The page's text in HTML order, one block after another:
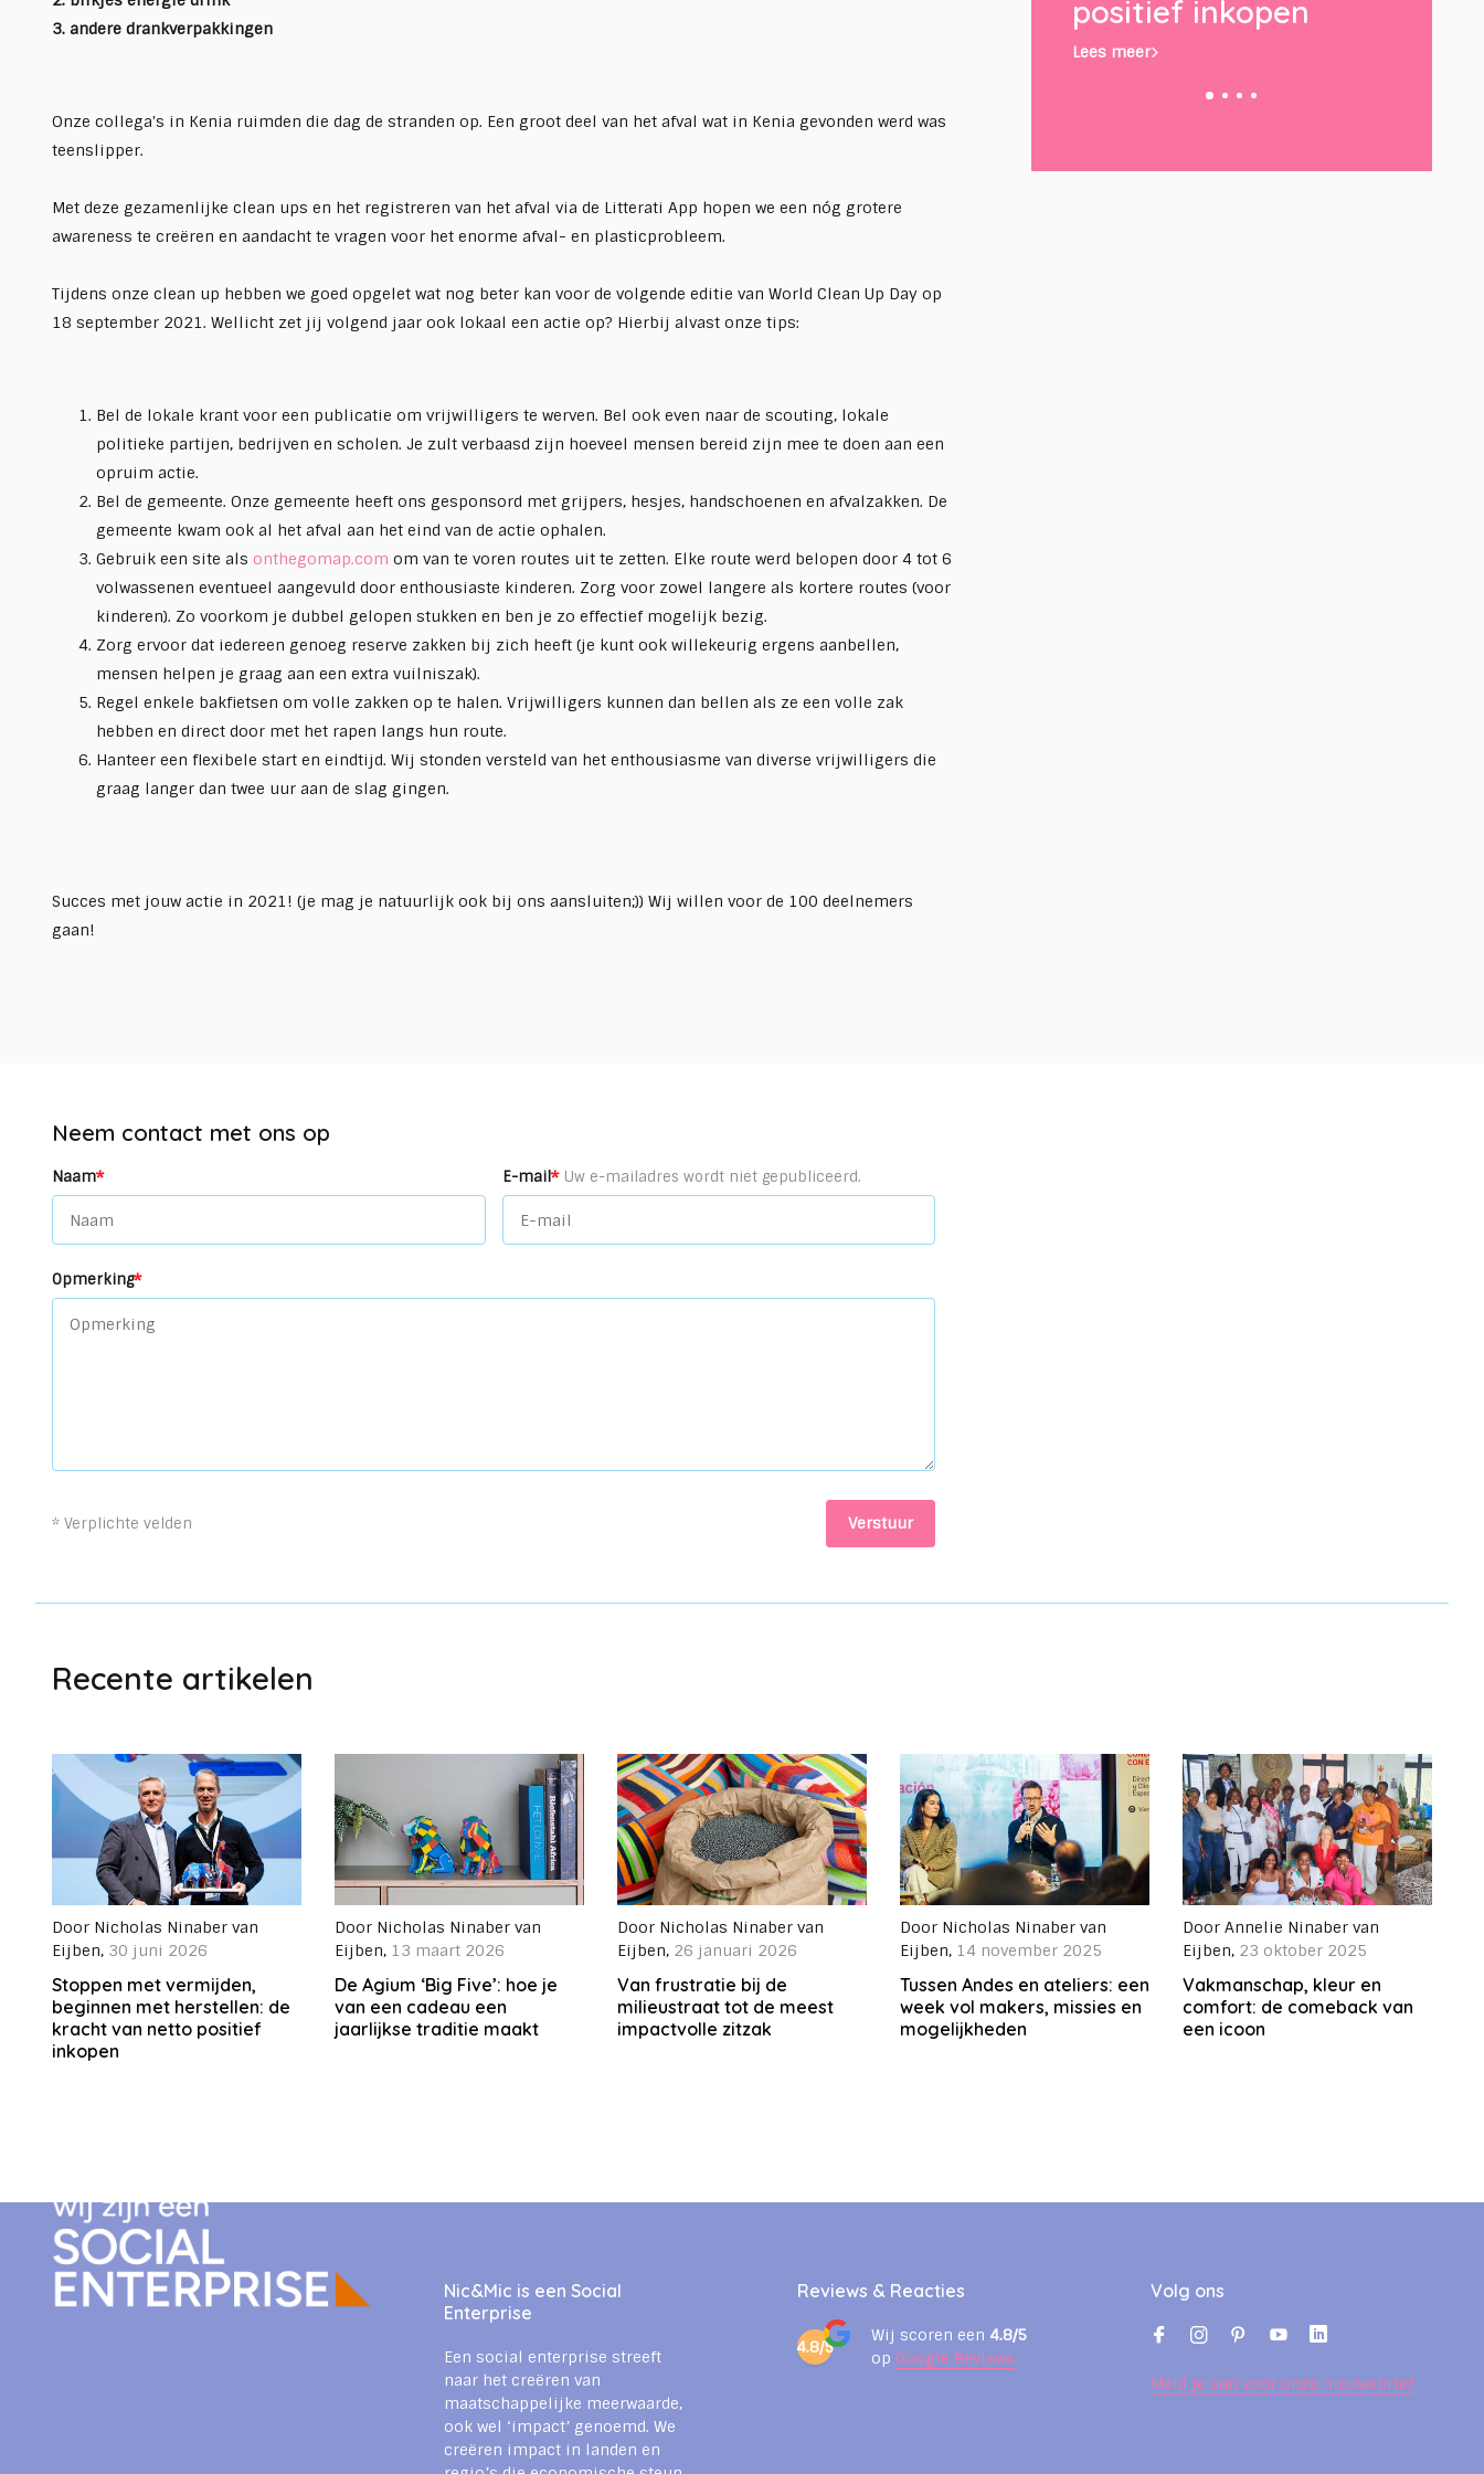
3. andere drankverpakkingen
Onze collega's in Kenia ruimden die dag de stranden op. Een groot deel van het afval wat in Kenia gevonden werd was
teenslipper.
Met deze gezamenlijke clean ups en het registreren van het afval via de Litterati App hopen we een nóg grotere
awareness te creëren en aandacht te vragen voor het enorme afval- en plasticprobleem.
Tijdens onze clean up hebben we goed opgelet wat nog beter kan voor de volgende editie van World Clean Up Day op
18 september 2021. Wellicht zet jij volgend jaar ook lokaal een actie op? Hierbij alvast onze tips:
Bel de lokale krant voor een publicatie om vrijwilligers te werven. Bel ook even naar de scouting, lokale
politieke partijen, bedrijven en scholen. Je zult verbaasd zijn hoeveel mensen bereid zijn mee te doen aan een
opruim actie.
Bel de gemeente. Onze gemeente heeft ons gesponsord met grijpers, hesjes, handschoenen en afvalzakken. De
gemeente kwam ook al het afval aan het eind van de actie ophalen.
Gebruik een site als onthegomap.com om van te voren routes uit te zetten. Elke route werd belopen door 4 tot 6
volwassenen eventueel aangevuld door enthousiaste kinderen. Zorg voor zowel langere als kortere routes (voor
kinderen). Zo voorkom je dubbel gelopen stukken en ben je zo effectief mogelijk bezig.
Zorg ervoor dat iedereen genoeg reserve zakken bij zich heeft (je kunt ook willekeurig ergens aanbellen,
mensen helpen je graag aan een extra vuilniszak).
Regel enkele bakfietsen om volle zakken op te halen. Vrijwilligers kunnen dan bellen als ze een volle zak
hebben en direct door met het rapen langs hun route.
Hanteer een flexibele start en eindtijd. Wij stonden versteld van het enthousiasme van diverse vrijwilligers die
graag langer dan twee uur aan de slag gingen.
Succes met jouw actie in 2021! (je mag je natuurlijk ook bij ons aansluiten;)) Wij willen voor de 100 deelnemers
gaan!
Lees meer Lees meer
Neem contact met ons op
Naam* E-mail * Uw e-mailadres wordt niet gepubliceerd.
Opmerking*
* Verplichte velden Verstuur
Recente artikelen
Door Nicholas Ninaber van
Eijben, 30 juni 2026
Stoppen met vermijden,
beginnen met herstellen: de
kracht van netto positief
inkopen
Door Nicholas Ninaber van
Eijben, 13 maart 2026
De Agium ‘Big Five’: hoe je
van een cadeau een
jaarlijkse traditie maakt
Door Nicholas Ninaber van
Eijben, 26 januari 2026
Van frustratie bij de
milieustraat tot de meest
impactvolle zitzak
Door Nicholas Ninaber van
Eijben, 14 november 2025
Tussen Andes en ateliers: een
week vol makers, missies en
mogelijkheden
Door Annelie Ninaber van
Eijben, 23 oktober 2025
Vakmanschap, kleur en
comfort: de comeback van
een icoon
Nic&Mic is een Social
Enterprise
Een social enterprise streeft
naar het creëren van
maatschappelijke meerwaarde,
ook wel ‘impact’ genoemd. We
creëren impact in landen en
Reviews & Reacties
4.8/5
Wij scoren een 4.8/5
op Google Reviews
Volg ons
Meld je aan voor onze nieuwsbrief